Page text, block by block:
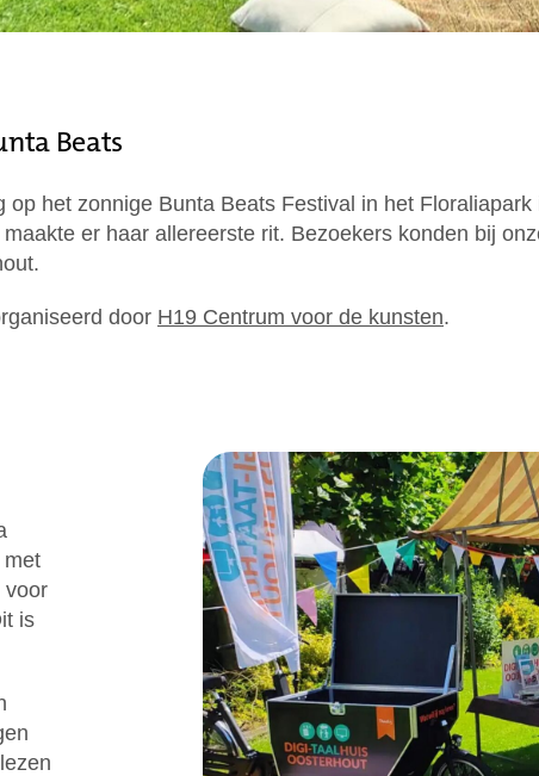
Beats
het zonnige Bunta Beats Festival in het
er haar allereerste rit. Bezoekers konden bij
door H19 Centrum voor de kunsten.
met
voor
is